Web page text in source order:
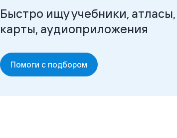
Быстро ищу учебники, атласы,
карты, аудиоприложения
Помоги с подбором